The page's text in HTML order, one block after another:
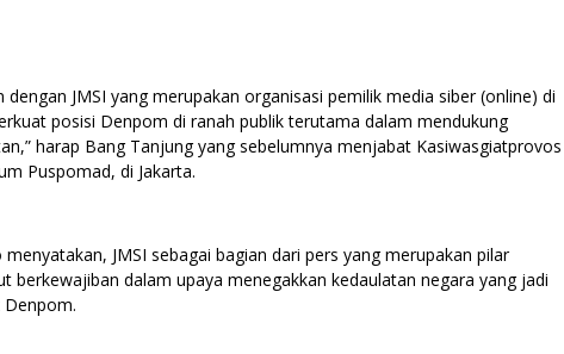
dengan JMSI yang merupakan organisasi pemilik media siber (online) di
posisi Denpom di ranah publik terutama dalam mendukung
harap Bang Tanjung yang sebelumnya menjabat Kasiwasgiatprovos
Puspomad, di Jakarta.
JMSI sebagai bagian dari pers yang merupakan pilar
berkewajiban dalam upaya menegakkan kedaulatan negara yang jadi